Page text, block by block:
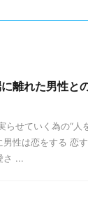
離れた男性と
らせていく為の“人
性は恋をする 恋
さ ...